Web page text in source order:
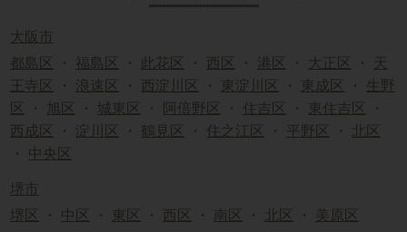
大阪市
都島区
・ 福島区 ・ 此花区 ・ 西区 ・ 港区 ・ 大正区 ・
天
王寺区
・ 浪速区 ・ 西淀川区 ・ 東淀川区 ・ 東成区 ・ 生野
区
・ 旭区 ・ 城東区 ・ 阿倍野区 ・ 住吉区 ・ 東住吉区
・
西成区
・ 淀川区 ・ 鶴見区 ・ 住之江区 ・ 平野区 ・
北区
・ 中央区
堺市
堺区
・ 中区 ・ 東区 ・ 西区 ・ 南区 ・ 北区 ・ 美原区